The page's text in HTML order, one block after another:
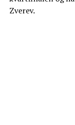
Zverev.